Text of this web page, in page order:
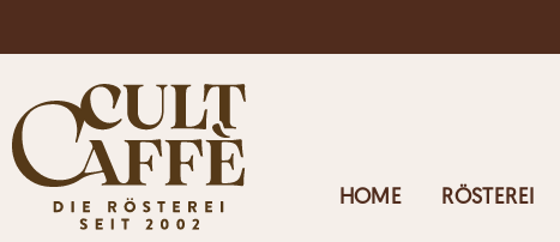
Kostenloser Versand in Österreich ab 125€
HOME RÖSTEREI